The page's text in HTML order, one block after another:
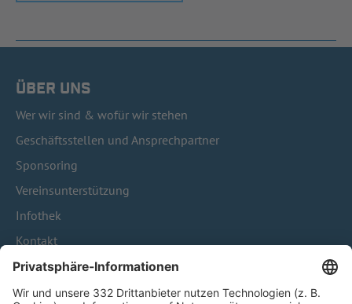
ÜBER UNS
Wer wir sind & wofür wir stehen
Geschäftsstellen und Ansprechpartner
Sponsoring
Vereinsunterstützung
Infothek
Kontakt
HÄUFIG BESUCHTE SEITEN